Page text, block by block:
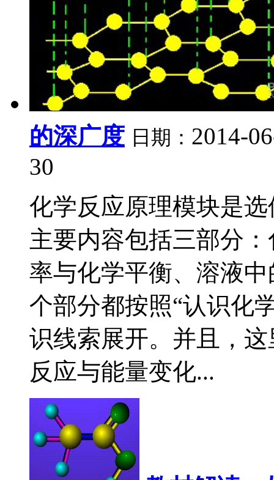
的深广度 日期： 2014-
30
化学反应原理模块是
主要内容包括三部分
率与化学平衡、溶液
个部分都按照“认识化
识线索展开。并且，
反应与能量变化...